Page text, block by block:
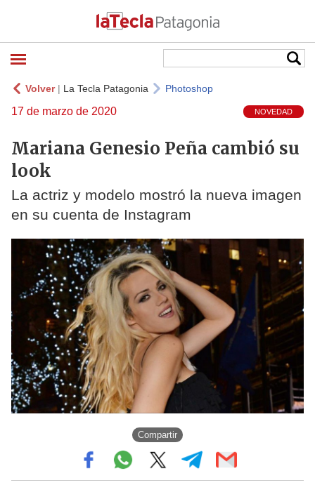
Volver| La Tecla Patagonia Photoshop
17 de marzo de 2020 NOVEDAD
Mariana Genesio Peña cambió su
look
La actriz y modelo mostró la nueva imagen
en su cuenta de Instagram
Compartir